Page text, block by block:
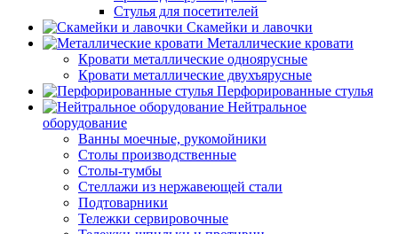
Стулья для посетителей
Скамейки и лавочки
Металлические кровати
Кровати металлические одноярусные
Кровати металлические двухъярусные
Перфорированные стулья
Нейтральное
оборудование
Ванны моечные, рукомойники
Столы производственные
Столы-тумбы
Стеллажи из нержавеющей стали
Подтоварники
Тележки сервировочные